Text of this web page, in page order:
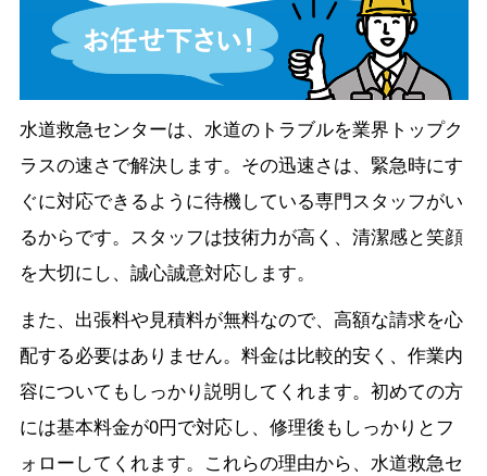
水道救急センターは、水道のトラブルを業界トップク
ラスの速さで解決します。その迅速さは、緊急時にす
ぐに対応できるように待機している専門スタッフがい
るからです。スタッフは技術力が高く、清潔感と笑顔
を大切にし、誠心誠意対応します。
また、出張料や見積料が無料なので、高額な請求を心
配する必要はありません。料金は比較的安く、作業内
容についてもしっかり説明してくれます。初めての方
には基本料金が0円で対応し、修理後もしっかりとフ
ォローしてくれます。これらの理由から、水道救急セ